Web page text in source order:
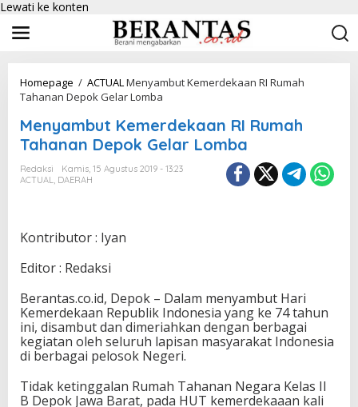
Lewati ke konten
Homepage / ACTUALMenyambut Kemerdekaan RI Rumah
Tahanan Depok Gelar Lomba
Menyambut Kemerdekaan RI Rumah
Tahanan Depok Gelar Lomba
Redaksi
Kamis, 15 Agustus 2019 - 13:23
ACTUAL, DAERAH
Kontributor : Iyan
Editor : Redaksi
Berantas.co.id, Depok – Dalam menyambut Hari
Kemerdekaan Republik Indonesia yang ke 74 tahun
ini, disambut dan dimeriahkan dengan berbagai
kegiatan oleh seluruh lapisan masyarakat Indonesia
di berbagai pelosok Negeri.
Tidak ketinggalan Rumah Tahanan Negara Kelas II
B Depok Jawa Barat, pada HUT kemerdekaaan kali